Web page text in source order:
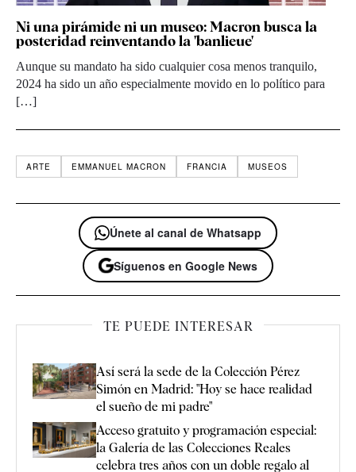
Ni una pirámide ni un museo: Macron busca la
posteridad reinventando la 'banlieue'
Aunque su mandato ha sido cualquier cosa menos tranquilo,
2024 ha sido un año especialmente movido en lo político para
[…]
ARTE EMMANUEL MACRON FRANCIA MUSEOS
Únete al canal de Whatsapp
Síguenos en Google News
TE PUEDE INTERESAR
Así será la sede de la Colección Pérez
Simón en Madrid: "Hoy se hace realidad
el sueño de mi padre"
Acceso gratuito y programación especial:
la Galería de las Colecciones Reales
celebra tres años con un doble regalo al